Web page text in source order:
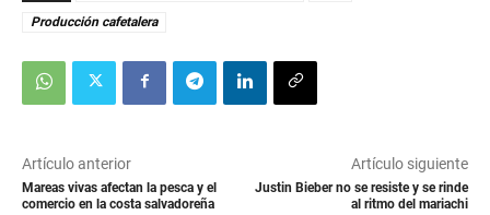
Producción cafetalera
Artículo anterior
Mareas vivas afectan la pesca y el
comercio en la costa salvadoreña
Artículo siguiente
Justin Bieber no se resiste y se rinde
al ritmo del mariachi